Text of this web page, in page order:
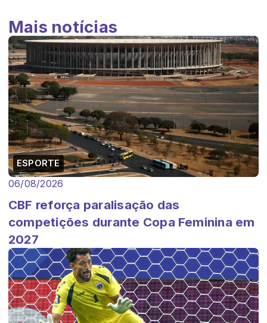
Mais notícias
ESPORTE
06/08/2026
CBF reforça paralisação das
competições durante Copa Feminina em
2027